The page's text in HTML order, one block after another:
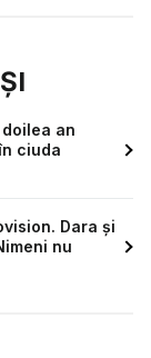
an
ciuda
Dara și
nu